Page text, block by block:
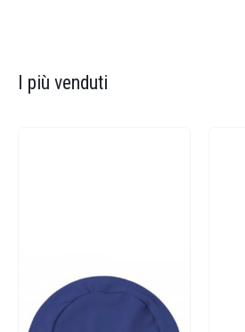
I più venduti